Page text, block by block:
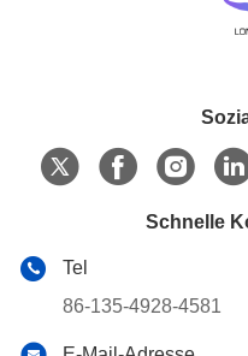
Schnelle
Tel
86-135-4928-4581